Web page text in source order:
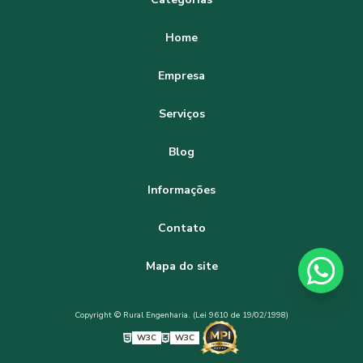
georreferenciamento de imóveis rurais
georreferenciamento de imóveis rurais preço
levantamento planialtimétrico georreferenciado
levantamento topografico valor
levantamento topográfico planialtimétrico cadastral
levantamento topográfico planialtimétrico preço
Home
Empresa
Serviços
Blog
Informações
Contato
Mapa do site
Copyright © Rural Engenharia. (Lei 9610 de 19/02/1998)
W3C
W3C